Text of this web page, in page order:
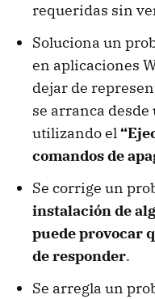
requeridas sin
Soluciona un
en aplicaciones
dejar de
se arranca
utilizando el
comandos de
Se corrige un
instalación de
puede provocar
de responder.
Se arregla un